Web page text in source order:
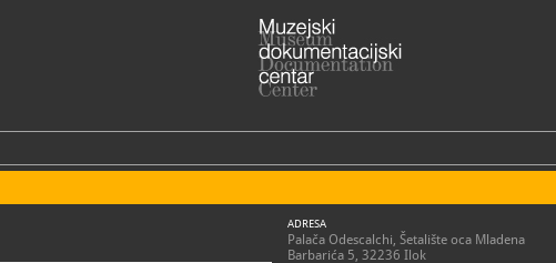
ADRESA
Palača Odescalchi, Šetalište oca Mladena
Barbarića 5, 32236 Ilok